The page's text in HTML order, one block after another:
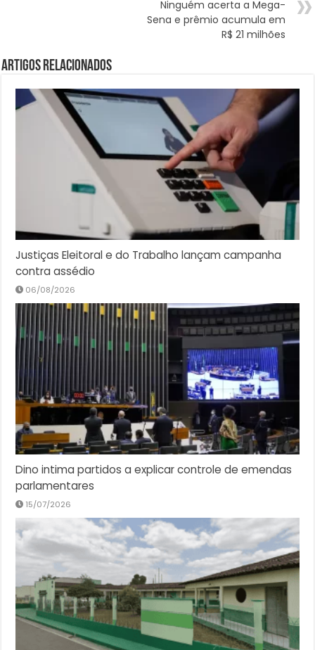
Ninguém acerta a Mega-
Sena e prêmio acumula em
R$ 21 milhões
Artigos Relacionados
Justiças Eleitoral e do Trabalho lançam campanha
contra assédio
06/08/2026
Dino intima partidos a explicar controle de emendas
parlamentares
15/07/2026